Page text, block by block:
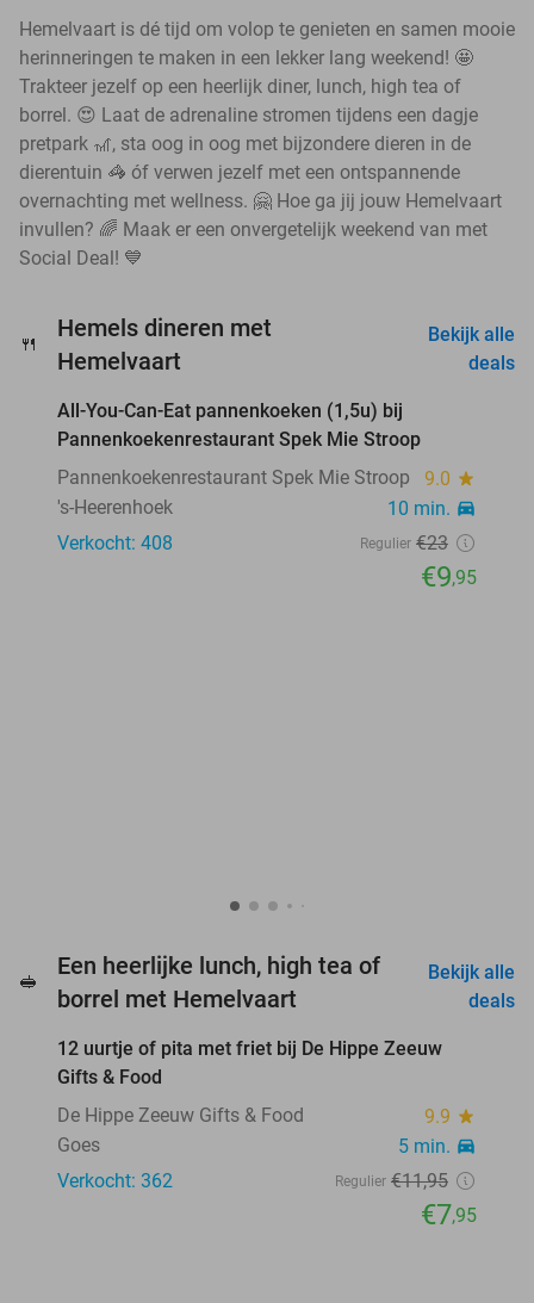
Hemelvaart is dé tijd om volop te genieten en samen mooie
herinneringen te maken in een lekker lang weekend! 🤩
Trakteer jezelf op een heerlijk diner, lunch, high tea of
borrel. 😍 Laat de adrenaline stromen tijdens een dagje
pretpark 🎢, sta oog in oog met bijzondere dieren in de
dierentuin 🦓 óf verwen jezelf met een ontspannende
overnachting met wellness. 🤗 Hoe ga jij jouw Hemelvaart
invullen? 🌈 Maak er een onvergetelijk weekend van met
Social Deal! 💙
🍴
Hemels dineren met
Hemelvaart
Bekijk alle
deals
favorite_border
All-You-Can-Eat pannenkoeken (1,5u) bij
Pannenkoekenrestaurant Spek Mie Stroop
Pannenkoekenrestaurant Spek Mie Stroop
9.0 star
's-Heerenhoek 10 min. directions_car
Verkocht: 408 Regulier €23
€9,95
🥪
Een heerlijke lunch, high tea of
borrel met Hemelvaart
Bekijk alle
deals
33%
favorite_border
12 uurtje of pita met friet bij De Hippe Zeeuw
Gifts & Food
De Hippe Zeeuw Gifts & Food
9.9 star
Goes 5 min. directions_car
Verkocht: 362 Regulier €11,95
€7,95